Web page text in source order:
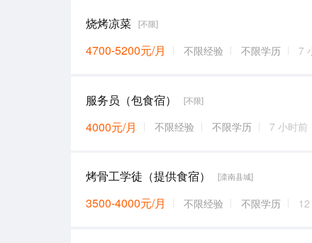
烧烤凉菜 [不限]
4700-5200元/月 不限经验 不限学历 7
服务员（包食宿） [不限]
4000元/月 不限经验 不限学历 7 小时前
烤骨工学徒（提供食宿） [滦南县城]
3500-4000元/月 不限经验 不限学历